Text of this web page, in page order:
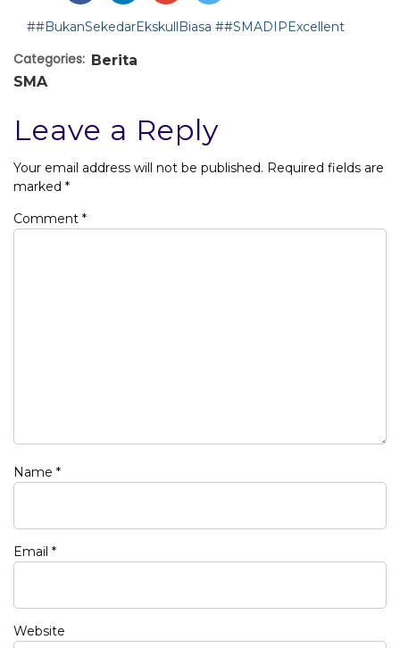
##BukanSekedarEkskullBiasa ##SMADIPExcellent
Categories: Berita
SMA
Leave a Reply
Your email address will not be published. Required fields are
marked *
Comment *
Name *
Email *
Website